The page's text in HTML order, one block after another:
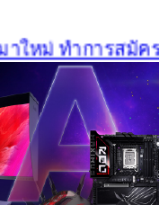
ใหม่ ทำการสมัคร